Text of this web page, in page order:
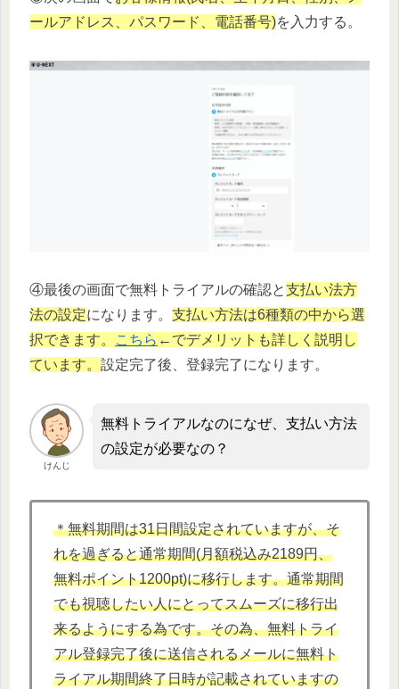
ールアドレス、パスワード、電話番号)を入力する。
④最後の画面で無料トライアルの確認と支払い法方
法の設定になります。 支払い方法は6種類の中から選
択できます。
こちら ←でデメリットも詳しく説明し
ています。 設定完了後、登録完了になります。
けんじ
無料トライアルなのになぜ、支払い方法
の設定が必要なの？
＊無料期間は31日間設定されていますが、そ
れを過ぎると通常期間(月額税込み2189円、
無料ポイント1200pt)に移行します。通常期間
でも視聴したい人にとってスムーズに移行出
来るようにする為です。その為、無料トライ
アル登録完了後に送信されるメールに無料ト
ライアル期間終了日時が記載されていますの